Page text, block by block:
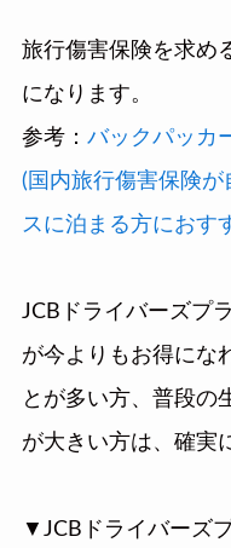
旅行傷害保険を求め
になります。
参考： バックパッカ
(国内旅行傷害保険
スに泊まる方におす
JCBドライバーズプ
が今よりもお得にな
とが多い方、普段の
が大きい方は、確実
▼JCBドライバーズ